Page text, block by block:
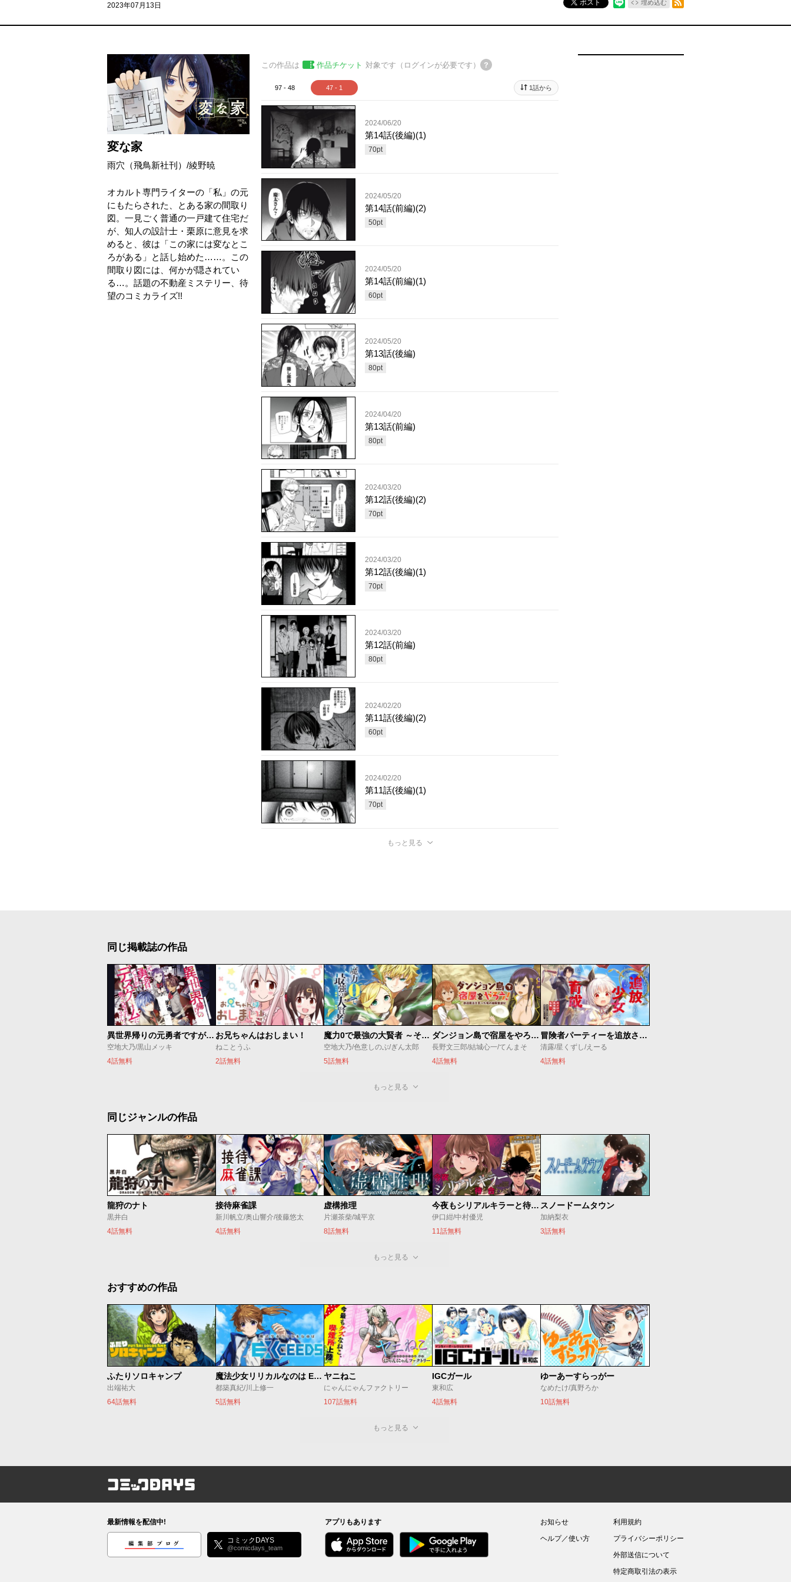
2023年07月13日 ポスト 埋め込む
変な家
雨穴（飛鳥新社刊） /綾野暁
オカルト専門ライターの「私」の元
にもたらされた、とある家の間取り
図。一見ごく普通の一戸建て住宅だ
が、知人の設計士・栗原に意見を求
めると、彼は「この家には変なとこ
ろがある」と話し始めた……。この
間取り図には、何かが隠されてい
る…。話題の不動産ミステリー、待
望のコミカライズ!!
この作品は 作品チケット 対象です（ログインが必要です）
97 - 48 47 - 1 1話から
2024/06/20
第14話(後編)(1)
70pt
2024/05/20
第14話(前編)(2)
50pt
2024/05/20
第14話(前編)(1)
60pt
2024/05/20
第13話(後編)
80pt
2024/04/20
第13話(前編)
80pt
2024/03/20
第12話(後編)(2)
70pt
2024/03/20
第12話(後編)(1)
70pt
2024/03/20
第12話(前編)
80pt
2024/02/20
第11話(後編)(2)
60pt
2024/02/20
第11話(後編)(1)
70pt
もっと見る
同じ掲載誌の作品
異世界帰りの元勇者ですが、デスゲームに巻き込まれました
空地大乃/黒山メッキ
4話無料
お兄ちゃんはおしまい！
ねことうふ
2話無料
魔力0で最強の大賢者 ～それは魔法ではない、物理だ！～
空地大乃/色意しのぶ/ぎん太郎
5話無料
ダンジョン島で宿屋をやろう！ 創造魔法を貰った俺の細腕繁盛記
長野文三郎/結城心一/てんまそ
4話無料
冒険者パーティーを追放された回復士の少女を拾って育成したら、まさかの最強職業に転職!? おまけに彼女の様子が何やらおかしくて…
清露/星くずし/えーる
4話無料
もっと見る
同じジャンルの作品
龍狩のナト
黒井白
4話無料
接待麻雀課
新川帆立/奥山響介/後藤悠太
4話無料
虚構推理
片瀬茶柴/城平京
8話無料
今夜もシリアルキラーと待ち合わせ
伊口紺/中村優児
11話無料
スノードームタウン
加納梨衣
3話無料
もっと見る
おすすめの作品
ふたりソロキャンプ
出端祐大
64話無料
魔法少女リリカルなのは EXCEEDS
都築真紀/川上修一
5話無料
ヤニねこ
にゃんにゃんファクトリー
107話無料
IGCガール
東和広
4話無料
ゆーあーすらっがー
なめたけ/真野ろか
10話無料
もっと見る
コミックDAYS
最新情報を配信中!
編集部ブログ コミックDAYS
@comicdays_team
アプリもあります
お知らせ
ヘルプ／使い方
利用規約
プライバシーポリシー
外部送信について
特定商取引法の表示